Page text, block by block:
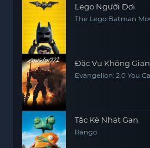
Lego Người Dơi
The Lego Batman
Đặc Vụ Không
Evangelion: 2.0 You
Tắc Kè Nhát Gan
Rango